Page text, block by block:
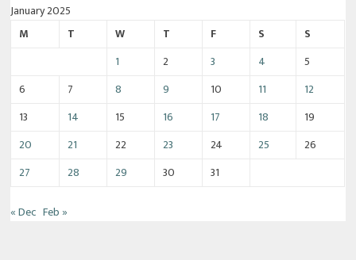
January 2025
M
T W T F S
S
1
2 3 4
5
6
7 8 9 10 11
12
13
14 15 16 17 18
19
20
21 22 23 24 25
26
27
28 29 30 31
« Dec Feb »